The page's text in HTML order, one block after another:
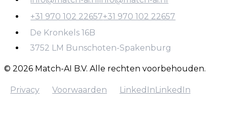
info@match-ai.nl
+31 970 102 22657
+31 970 102 22657
+31 970 102 22657
De Kronkels 16B
3752 LM Bunschoten-Spakenburg
© 2026 Match-AI B.V. Alle rechten voorbehouden.
Privacy
Voorwaarden
LinkedInLinkedIn